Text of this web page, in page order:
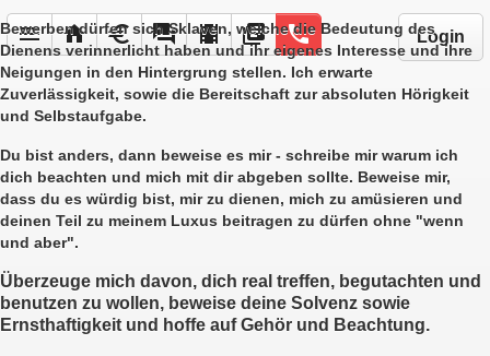
menu home euro forum local_movies library_books phone Login
Bewerben dürfen sich Sklaven, welche die Bedeutung des
Dienens verinnerlicht haben und ihr eigenes Interesse und ihre
Neigungen in den Hintergrung stellen. Ich erwarte
Zuverlässigkeit, sowie die Bereitschaft zur absoluten Hörigkeit
und Selbstaufgabe.
Du bist anders, dann beweise es mir - schreibe mir warum ich
dich beachten und mich mit dir abgeben sollte. Beweise mir,
dass du es würdig bist, mir zu dienen, mich zu amüsieren und
deinen Teil zu meinem Luxus beitragen zu dürfen ohne "wenn
und aber".
Überzeuge mich davon, dich real treffen, begutachten und
benutzen zu wollen, beweise deine Solvenz sowie
Ernsthaftigkeit und hoffe auf Gehör und Beachtung.